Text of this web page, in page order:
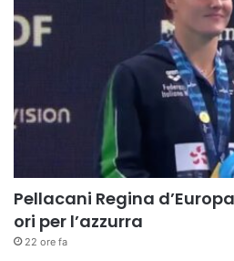
Pellacani Regina
ori per l’azzurra
22 ore fa